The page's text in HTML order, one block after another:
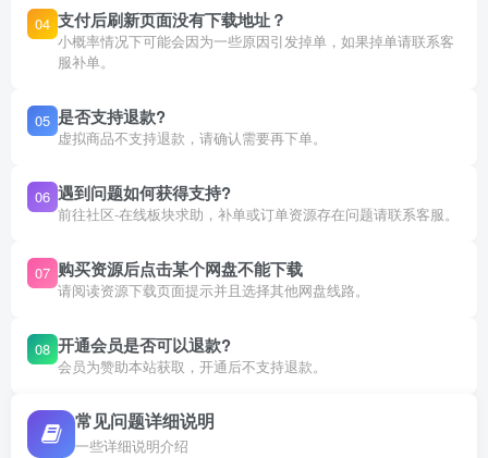
04 支付后刷新页面没有下载地址？
小概率情况下可能会因为一些原因引发掉单，如果掉单请联系客
服补单。
05 是否支持退款?
虚拟商品不支持退款，请确认需要再下单。
06 遇到问题如何获得支持?
前往社区-在线板块求助，补单或订单资源存在问题请联系客服。
07 购买资源后点击某个网盘不能下载
请阅读资源下载页面提示并且选择其他网盘线路。
08 开通会员是否可以退款?
会员为赞助本站获取，开通后不支持退款。
常见问题详细说明
一些详细说明介绍